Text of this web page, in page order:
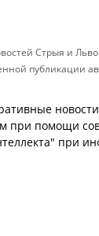
Стрыя и
публикации
новости
при помощи
при